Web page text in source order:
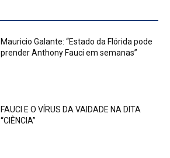
Mauricio Galante: “Estado da Flórida pode
prender Anthony Fauci em semanas”
FAUCI E O VÍRUS DA VAIDADE NA DITA
“CIÊNCIA”